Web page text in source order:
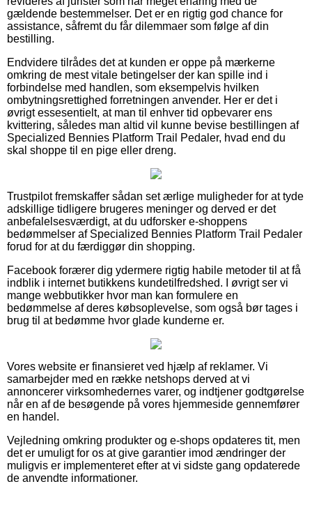
gældende bestemmelser. Det er en rigtig god chance for
assistance, såfremt du får dilemmaer som følge af din
bestilling.
Endvidere tilrådes det at kunden er oppe på mærkerne
omkring de mest vitale betingelser der kan spille ind i
forbindelse med handlen, som eksempelvis hvilken
ombytningsrettighed forretningen anvender. Her er det i
øvrigt essesentielt, at man til enhver tid opbevarer ens
kvittering, således man altid vil kunne bevise bestillingen af
Specialized Bennies Platform Trail Pedaler, hvad end du
skal shoppe til en pige eller dreng.
Trustpilot fremskaffer sådan set ærlige muligheder for at tyde
adskillige tidligere brugeres meninger og derved er det
anbefalelsesværdigt, at du udforsker e-shoppens
bedømmelser af Specialized Bennies Platform Trail Pedaler
forud for at du færdiggør din shopping.
Facebook forærer dig ydermere rigtig habile metoder til at få
indblik i internet butikkens kundetilfredshed. I øvrigt ser vi
mange webbutikker hvor man kan formulere en
bedømmelse af deres købsoplevelse, som også bør tages i
brug til at bedømme hvor glade kunderne er.
Vores website er finansieret ved hjælp af reklamer. Vi
samarbejder med en række netshops derved at vi
annoncerer virksomhedernes varer, og indtjener godtgørelse
når en af de besøgende på vores hjemmeside gennemfører
en handel.
Vejledning omkring produkter og e-shops opdateres tit, men
det er umuligt for os at give garantier imod ændringer der
muligvis er implementeret efter at vi sidste gang opdaterede
de anvendte informationer.